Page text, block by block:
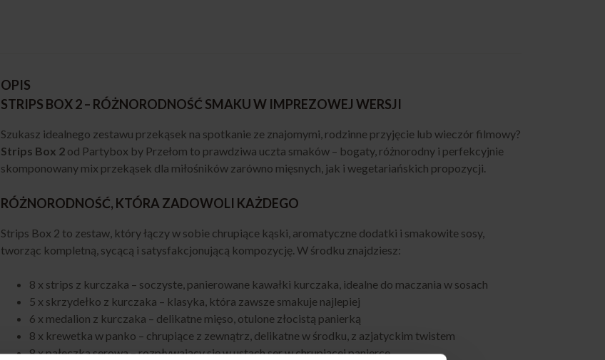
OPIS
STRIPS BOX 2 – RÓŻNORODNOŚĆ SMAKU W IMPREZOWEJ WERSJI
Szukasz idealnego zestawu przekąsek na spotkanie ze znajomymi, rodzinne przyjęcie lub wieczór filmowy?
Strips Box 2od Partybox by Przełom to prawdziwa uczta smaków – bogaty, różnorodny i perfekcyjnie
skomponowany mix przekąsek dla miłośników zarówno mięsnych, jak i wegetariańskich propozycji.
RÓŻNORODNOŚĆ, KTÓRA ZADOWOLI KAŻDEGO
Strips Box 2 to zestaw, który łączy w sobie chrupiące kąski, aromatyczne dodatki i smakowite sosy,
tworząc kompletną, sycącą i satysfakcjonującą kompozycję. W środku znajdziesz:
8 x strips z kurczaka – soczyste, panierowane kawałki kurczaka, idealne do maczania w sosach
5 x skrzydełko z kurczaka – klasyka, która zawsze smakuje najlepiej
6 x medalion z kurczaka – delikatne mięso, otulone złocistą panierką
8 x krewetka w panko – chrupiące z zewnątrz, delikatne w środku, z azjatyckim twistem
8 x pałeczka serowa – rozpływający się w ustach ser w chrupiącej panierce